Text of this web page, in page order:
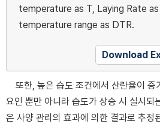
temperature as T, Laying Rate as
temperature range as DTR.
Download
또한, 높은 습도 조건에서 산란율이 증
요인 뿐만 아니라 습도가 상승 시 실시되
은 사양 관리의 효과에 의한 결과로 추정